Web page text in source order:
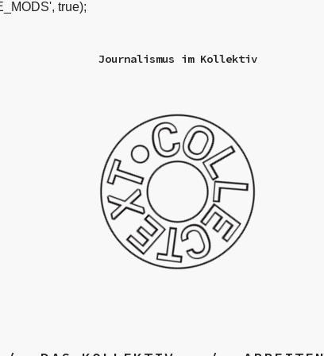
true);
Journalismus im Kollektiv